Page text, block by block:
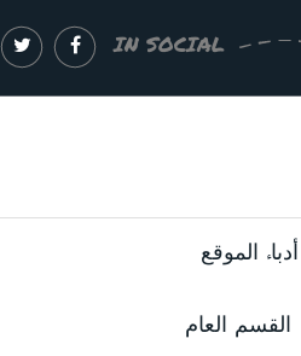
IN SOCIAL
الموقع
القسم العام